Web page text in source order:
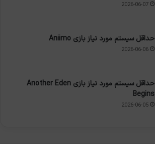
2026-06-07
حداقل سیستم مورد نیاز بازی Aniimo
2026-06-06
حداقل سیستم مورد نیاز بازی Another Eden
Begins
2026-06-05